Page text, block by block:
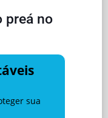
preá no
sua